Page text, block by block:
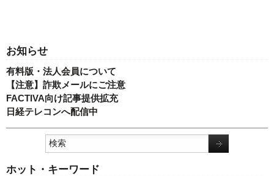
お知らせ
有料版・法人会員について
【注意】詐欺メールにご注意
FACTIVA向け記事提供拡充
日経テレコンへ配信中
ホット・キーワード